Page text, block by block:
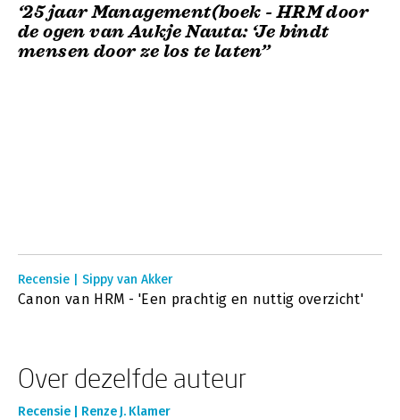
‘25 jaar Management(boek - HRM door
de ogen van Aukje Nauta: ‘Je bindt
mensen door ze los te laten’’
Recensie | Sippy van Akker
Canon van HRM - 'Een prachtig en nuttig overzicht'
Over dezelfde auteur
Recensie | Renze J. Klamer